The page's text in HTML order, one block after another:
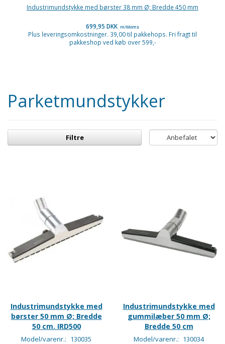
Industrimundstykke med børster 38 mm Ø; Bredde 450 mm
699,95 DKK m/Moms
Plus leveringsomkostninger. 39,00 til pakkehops. Fri fragt til
pakkeshop ved køb over 599,-
Parketmundstykker
Filtre
Industrimundstykke med
børster 50 mm Ø; Bredde
50 cm. IRD500
Model/varenr.: 130035
Industrimundstykke med
gummilæber 50 mm Ø;
Bredde 50 cm
Model/varenr.: 130034